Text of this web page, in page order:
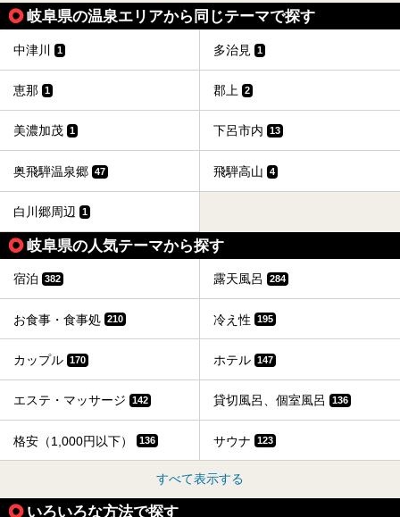
岐阜県の温泉エリアから同じテーマで探す
中津川 1 多治見 1
恵那 1 郡上 2
美濃加茂 1 下呂市内 13
奥飛騨温泉郷 47 飛騨高山 4
白川郷周辺 1
岐阜県の人気テーマから探す
宿泊 382 露天風呂 284
お食事・食事処 210 冷え性 195
カップル 170 ホテル 147
エステ・マッサージ 142 貸切風呂、個室風呂 136
格安（1,000円以下） 136 サウナ 123
すべて表示する
いろいろな方法で探す